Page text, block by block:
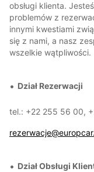
obsługi klienta.
problemów z
innymi kwestiami
się z nami, a nasz
wszelkie wątpliwości.
Dział Rezerwacji
tel.: +22 255 56 00,
Dział Obsługi